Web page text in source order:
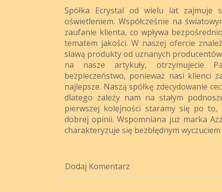
Spółka Ecrystal od wielu lat zajmuje
oświetleniem. Współcześnie na
zaufanie klienta, co wpływa
tematem jakości. W naszej ofercie
sławą produkty od uznanych
na nasze artykuły, otrzymujecie
bezpieczeństwo, ponieważ nasi klienci
najlepsze. Naszą spółkę zdecydowanie
dlatego zależy nam na stałym
pierwszej kolejności staramy się po
dobrej opinii. Wspomniana już marka
charakteryzuje się bezbłędnym
Dodaj Komentarz